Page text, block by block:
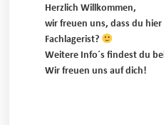
Herzlich Willkommen,
wir freuen uns, dass du
Fachlagerist?
Weitere Info´s findest du
Wir freuen uns auf dich!